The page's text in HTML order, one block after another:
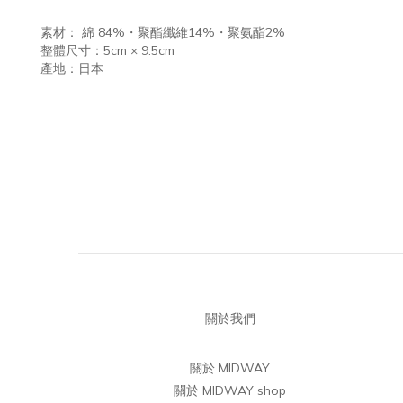
素材： 綿 84%・聚酯纖維14%・聚氨酯2%
整體尺寸：5cm × 9.5cm
產地：日本
關於我們
關於 MIDWAY
關於 MIDWAY shop